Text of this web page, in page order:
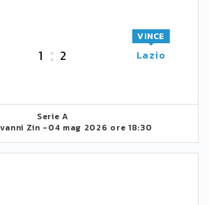
1 2 Lazio
VINCE
Serie A
Zin -04 mag 2026 ore 18:30